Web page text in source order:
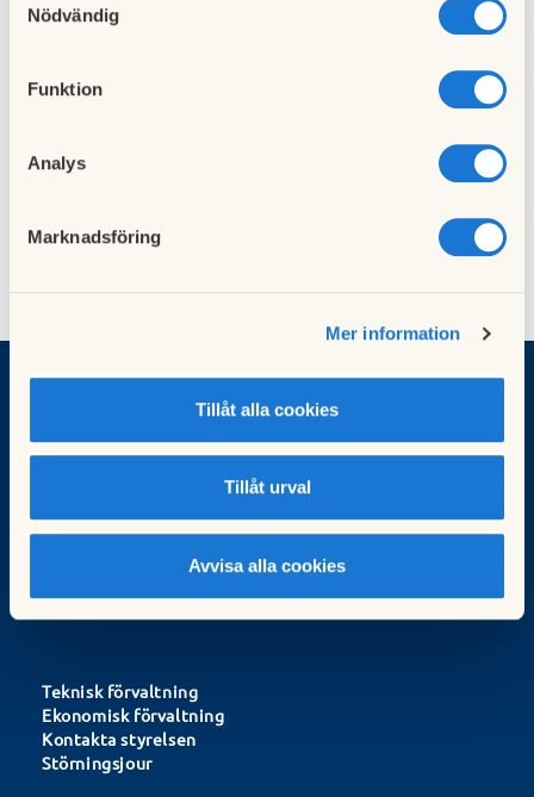
cookies och välja att endast tillåta ett urval.
Nödvändig
Funktion
Analys
Marknadsföring
Mer information
Tillåt alla cookies
Tillåt urval
Avvisa alla cookies
Föregående nyhet Nästa nyhet
08 maj 2019
Förvaltningskontorets öppettider
Teknisk förvaltning
Ekonomisk förvaltning
Kontakta styrelsen
Störningsjour